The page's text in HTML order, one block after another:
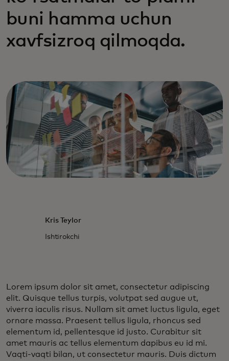
buni hamma uchun
xavfsizroq qilmoqda.
Kris Teylor
Ishtirokchi
Lorem ipsum dolor sit amet, consectetur adipiscing
elit. Quisque tellus turpis, volutpat sed augue ut,
viverra iaculis risus. Nullam sit amet luctus ligula, eget
ornare massa. Praesent tellus ligula, rhoncus sed
elementum id, pellentesque id justo. Curabitur sit
amet mauris ac tellus elementum dapibus eu id mi.
Vaqti-vaqti bilan, ut consectetur mauris. Duis dictum